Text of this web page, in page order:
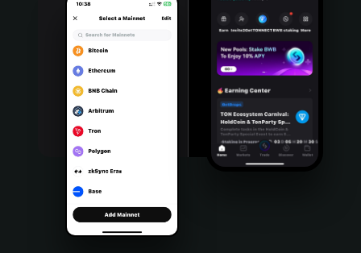
Português (Portugal)
Bahasa Indonesia
Português (Brasil)
Español (Argentina)